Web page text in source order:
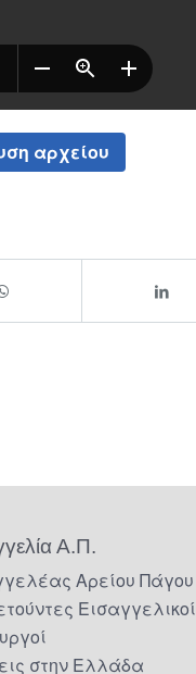
αρχείου
Α.Π.
Αρείου Πάγου
Εισαγγελικοί
στην Ελλάδα